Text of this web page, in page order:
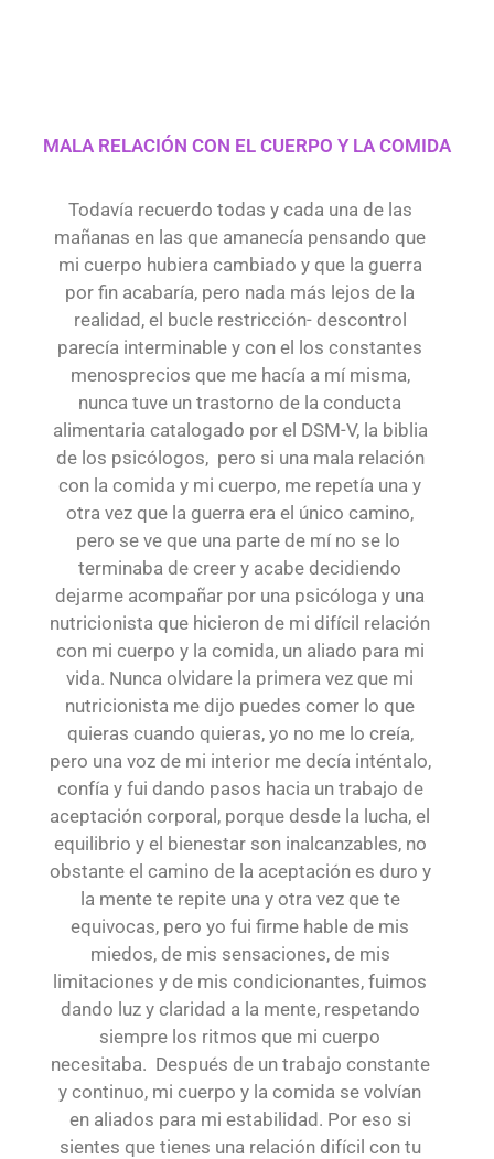
MALA RELACIÓN CON EL CUERPO Y LA COMIDA
Todavía recuerdo todas y cada una de las
mañanas en las que amanecía pensando que
mi cuerpo hubiera cambiado y que la guerra
por fin acabaría, pero nada más lejos de la
realidad, el bucle restricción- descontrol
parecía interminable y con el los constantes
menosprecios que me hacía a mí misma,
nunca tuve un trastorno de la conducta
alimentaria catalogado por el DSM-V, la biblia
de los psicólogos, pero si una mala relación
con la comida y mi cuerpo, me repetía una y
otra vez que la guerra era el único camino,
pero se ve que una parte de mí no se lo
terminaba de creer y acabe decidiendo
dejarme acompañar por una psicóloga y una
nutricionista que hicieron de mi difícil relación
con mi cuerpo y la comida, un aliado para mi
vida. Nunca olvidare la primera vez que mi
nutricionista me dijo puedes comer lo que
quieras cuando quieras, yo no me lo creía,
pero una voz de mi interior me decía inténtalo,
confía y fui dando pasos hacia un trabajo de
aceptación corporal, porque desde la lucha, el
equilibrio y el bienestar son inalcanzables, no
obstante el camino de la aceptación es duro y
la mente te repite una y otra vez que te
equivocas, pero yo fui firme hable de mis
miedos, de mis sensaciones, de mis
limitaciones y de mis condicionantes, fuimos
dando luz y claridad a la mente, respetando
siempre los ritmos que mi cuerpo
necesitaba. Después de un trabajo constante
y continuo, mi cuerpo y la comida se volvían
en aliados para mi estabilidad. Por eso si
sientes que tienes una relación difícil con tu